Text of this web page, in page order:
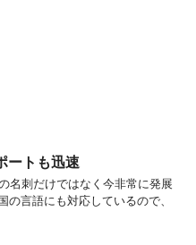
トも迅速
名刺だけではなく今非常に発展
言語にも対応しているので、